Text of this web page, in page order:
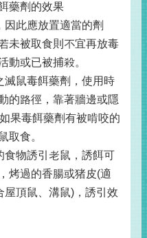
藥劑的效果
此應放置適當的劑
未被取食則不宜再放毒
動或已被捕殺。
滅鼠毒餌藥劑，使用時
的路徑，靠著牆邊或隱
果毒餌藥劑有被啃咬的
取食。
食物誘引老鼠，誘餌可
烤過的香腸或猪皮(適
屋頂鼠、溝鼠)，誘引效